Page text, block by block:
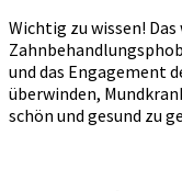
Wichtig zu wissen!
und das Engagement
überwinden,
schön und gesund zu